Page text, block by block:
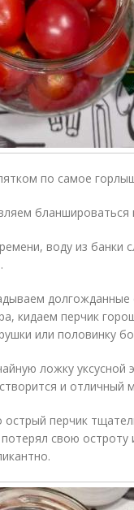
по самое
бланшироваться
воду из
кидаем перчик
или половинку
ложку уксусной
и отличный
перчик
свою остроту